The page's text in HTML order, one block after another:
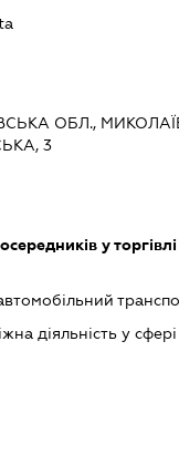
ОБЛ.,
3
у
діяльність у